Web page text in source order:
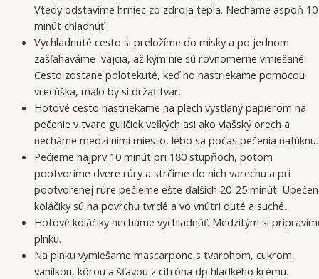
Vtedy odstavíme hrniec zo zdroja tepla. Necháme aspoň 10
minút chladnúť.
Vychladnuté cesto si preložíme do misky a po jednom
zašľahaváme vajcia, až kým nie sú rovnomerne vmiešané.
Cesto zostane polotekuté, keď ho nastriekame pomocou
vrecúška, malo by si držať tvar.
Hotové cesto nastriekame na plech vystlaný papierom na
pečenie v tvare guličiek veľkých asi ako vlašský orech a
necháme medzi nimi miesto, lebo sa počas pečenia nafúknu.
Pečieme najprv 10 minút pri 180 stupňoch, potom
pootvoríme dvere rúry a strčíme do nich varechu a pri
pootvorenej rúre pečieme ešte ďalších 20-25 minút.
koláčiky sú na povrchu tvrdé a vo vnútri duté a suché.
Hotové koláčiky necháme vychladnúť. Medzitým si
plnku.
Na plnku vymiešame mascarpone s tvarohom, cukrom,
vanilkou, kôrou a šťavou z citróna dp hladkého krému.